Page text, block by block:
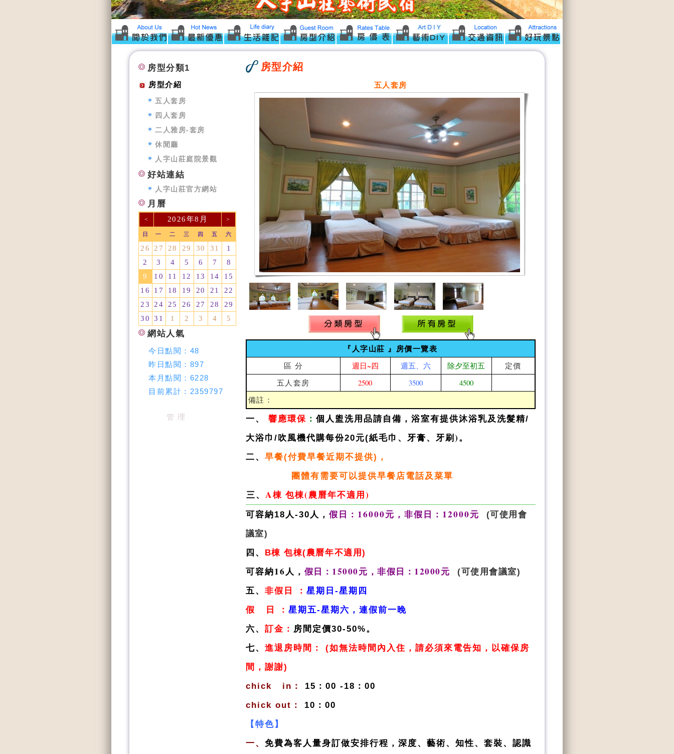
房型介紹
五人套房
『人字山莊 』房價一覽表
區 分 週日~四 週五、六 除夕至初五
定價
五人套房
2500 3500 4500
備註：
一、
響應環保 ： 個人盥洗用品請自備，浴室有提供沐浴乳及洗髮精/
大浴巾/吹風機代購每份20元(紙毛巾、牙膏、牙刷 )。
二、 早餐(付費早餐近期不提供)，
團體有需要可以提供早餐店電話及菜單
三、 A棟 包棟(農曆年不適用)
可容納18人-30人， 假日：16000元，非假日：12000元
(可使用會
議室)
四、 B棟 包棟(農曆年不適用)
可容納16人， 假日：15000元，非假日：12000元(可使用會議室)
五、 非假日 ： 星期日-星期四
假 日 ： 星期五-星期六，連假前一晚
六、 訂金： 房間定價30-50%。
七、 進退房時間：
(如無法時間內入住，請必須來電告知，以確保房
間，謝謝)
chick in：
15：00 -18：00
chick out：
10：00
【特色】
一、 免費為客人量身訂做安排行程，深度、藝術、知性、套裝、認識
房型分類1
房型介紹
五人套房
四人套房
二人雅房-套房
休閒廳
人字山莊庭院景觀
好站連結
人字山莊官方網站
月曆
< 2026年8月 >
日 一 二 三 四 五 六
26 27 28 29 30 31
1
2
3 4 5 6 7
8
9
10 11 12 13 14
15
16
17 18 19 20 21
22
23
24 25 26 27 28
29
30
31 1 2 3 4 5
網站人氣
今日點閱： 48
昨日點閱： 897
本月點閱： 6228
目前累計： 2359797
管 理